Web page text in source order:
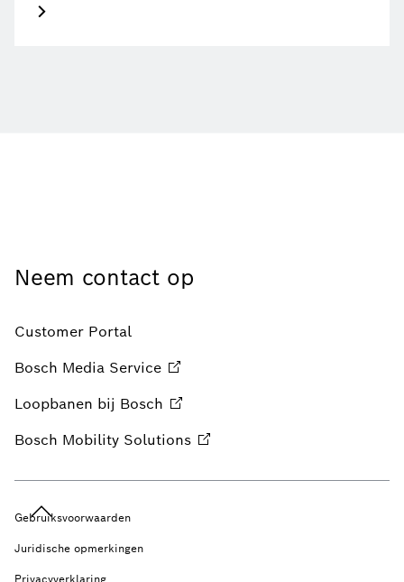
Neem contact op
Customer Portal
Bosch Media Service
Loopbanen bij Bosch
Bosch Mobility Solutions
Gebruiksvoorwaarden
Juridische opmerkingen
Privacyverklaring